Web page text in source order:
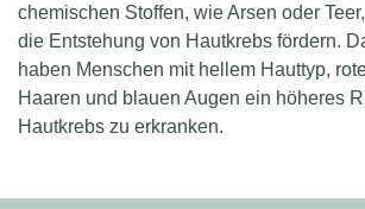
chemischen Stoffen, wie Arsen oder
die Entstehung von Hautkrebs fördern.
haben Menschen mit hellem Hauttyp,
Haaren und blauen Augen ein höheres
Hautkrebs zu erkranken.